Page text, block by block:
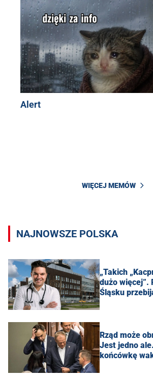
Alert
WIĘCEJ MEMÓW
NAJNOWSZE POLSKA
„Takich
dużo więcej”.
Śląsku
Rząd może
Jest jedno
końcówkę